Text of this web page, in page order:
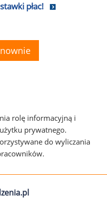
płac!
rolę informacyjną i
prywatnego.
do wyliczania